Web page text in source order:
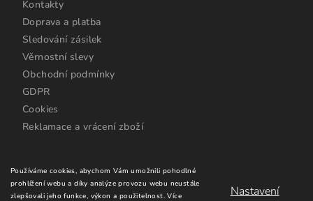
Používáme cookies, abychom Vám umožnili pohodlné
prohlížení webu a díky analýze provozu webu neustále
zlepšovali jeho funkce, výkon a použitelnost.Více Nastavení
Kontakty
Doprava a platba
Sledování zásilek
Věrnostní slevy
Obchodní podmínky
GDPR
Cookies
Reklamace a vrácení zboží